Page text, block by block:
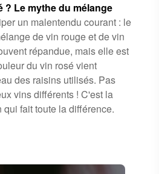
? Le mythe du mélange
un malentendu courant : le
de vin rouge et de vin
répandue, mais elle est
du vin rosé vient
des raisins utilisés. Pas
vins différents ! C'est la
fait toute la différence.